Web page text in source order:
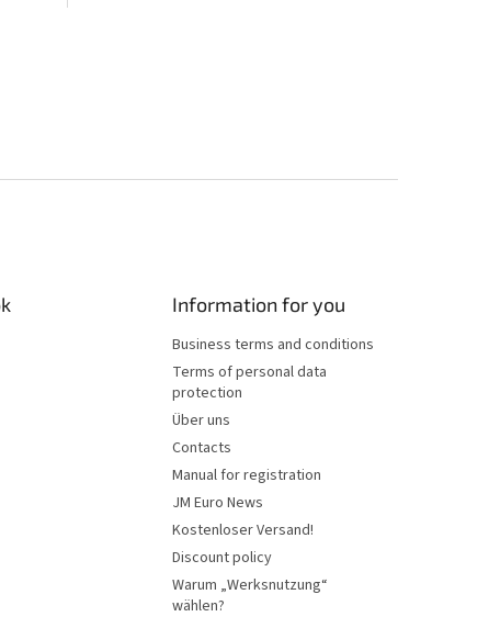
Information for you
Business terms and conditions
Terms of personal data
protection
Über uns
Contacts
Manual for registration
JM Euro News
Kostenloser Versand!
Discount policy
Warum „Werksnutzung“
wählen?